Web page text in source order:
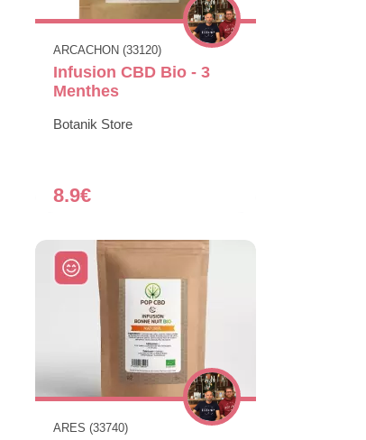
ARCACHON (33120)
Infusion CBD Bio - 3
Menthes
Botanik Store
8.9€
ARES (33740)